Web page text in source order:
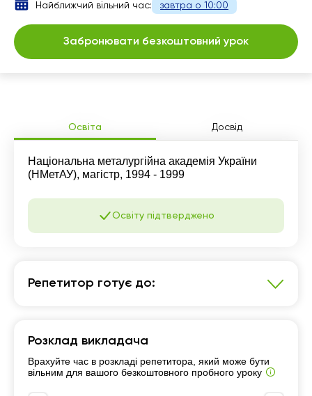
Освіта Досвід
Національна металургійна академія України
(НМетАУ), магістр, 1994 - 1999
Освіту підтверджено
Репетитор готує до:
7 - 9-й класи Підготовка до ДПА (9 клас)
5 - 6-й класи
Розклад викладача
Врахуйте час в розкладі репетитора, який може бути
вільним для вашого безкоштовного пробного уроку
Найближчий вільний час:
завтра о 10:00
Забронювати безкоштовний урок